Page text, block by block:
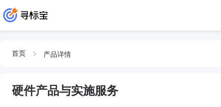
首页 产品详情
硬件产品与实施服务